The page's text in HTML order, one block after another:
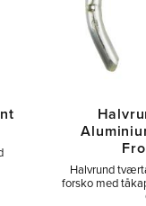
Halvrund
forsko med